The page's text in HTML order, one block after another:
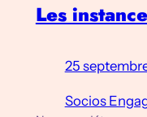
Les
25
Socios